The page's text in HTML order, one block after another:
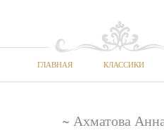
ГЛАВНАЯ КЛАССИКИ
~ Ахматова